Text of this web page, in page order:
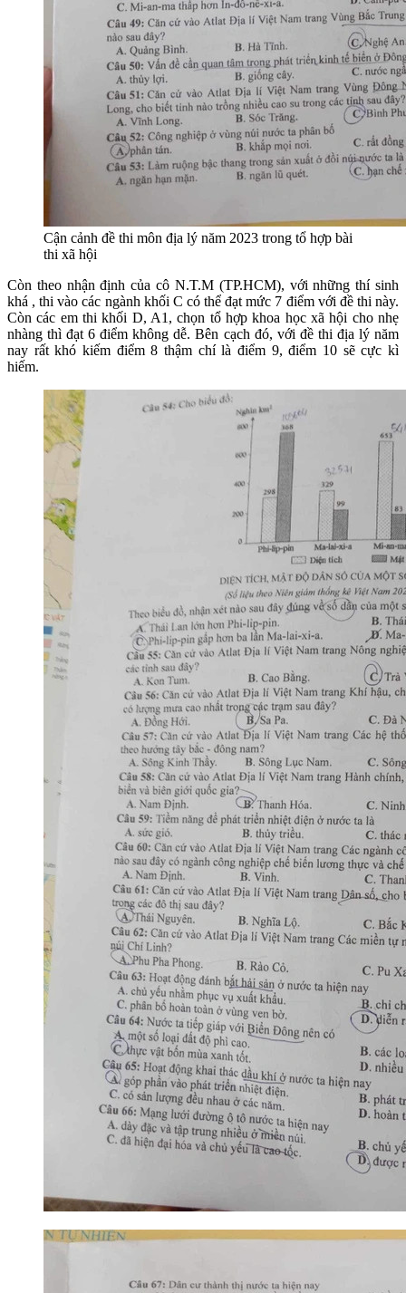
Cận cảnh đề thi môn địa lý năm 2023 trong tổ hợp bài
thi xã hội
Còn theo nhận định của cô N.T.M (TP.HCM), với những thí sinh
khá , thi vào các ngành khối C có thể đạt mức 7 điểm với đề thi này.
Còn các em thi khối D, A1, chọn tổ hợp khoa học xã hội cho nhẹ
nhàng thì đạt 6 điểm không dễ. Bên cạch đó, với đề thi địa lý năm
nay rất khó kiếm điểm 8 thậm chí là điểm 9, điểm 10 sẽ cực kì
hiếm.